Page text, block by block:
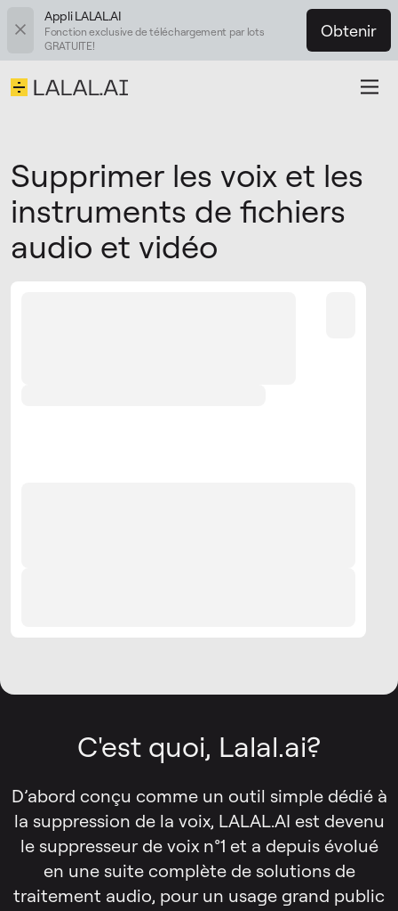
Appli LALAL.AI
Fonction exclusive de téléchargement par lots
GRATUITE!
Obtenir
Supprimer les voix et les
instruments de fichiers
audio et vidéo
C'est quoi, Lalal.ai?
D’abord conçu comme un outil simple dédié à
la suppression de la voix, LALAL.AI est devenu
le suppresseur de voix n°1 et a depuis évolué
en une suite complète de solutions de
traitement audio, pour un usage grand public